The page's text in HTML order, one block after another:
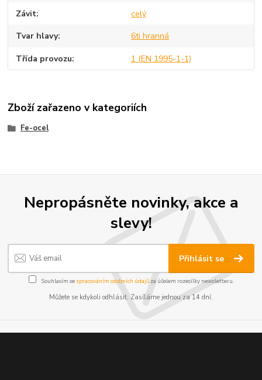
Závit celý
Tvar hlavy 6ti hranná
Třída provozu 1 (EN 1995-1-1)
Zboží zařazeno v kategoriích
Fe-ocel
Nepropásněte novinky, akce a
slevy!
Přihlásit se
Souhlasím se zpracováním osobních údajůza účelem rozesílky newsletteru.
Můžete se kdykoli odhlásit. Zasíláme jednou za 14 dní.